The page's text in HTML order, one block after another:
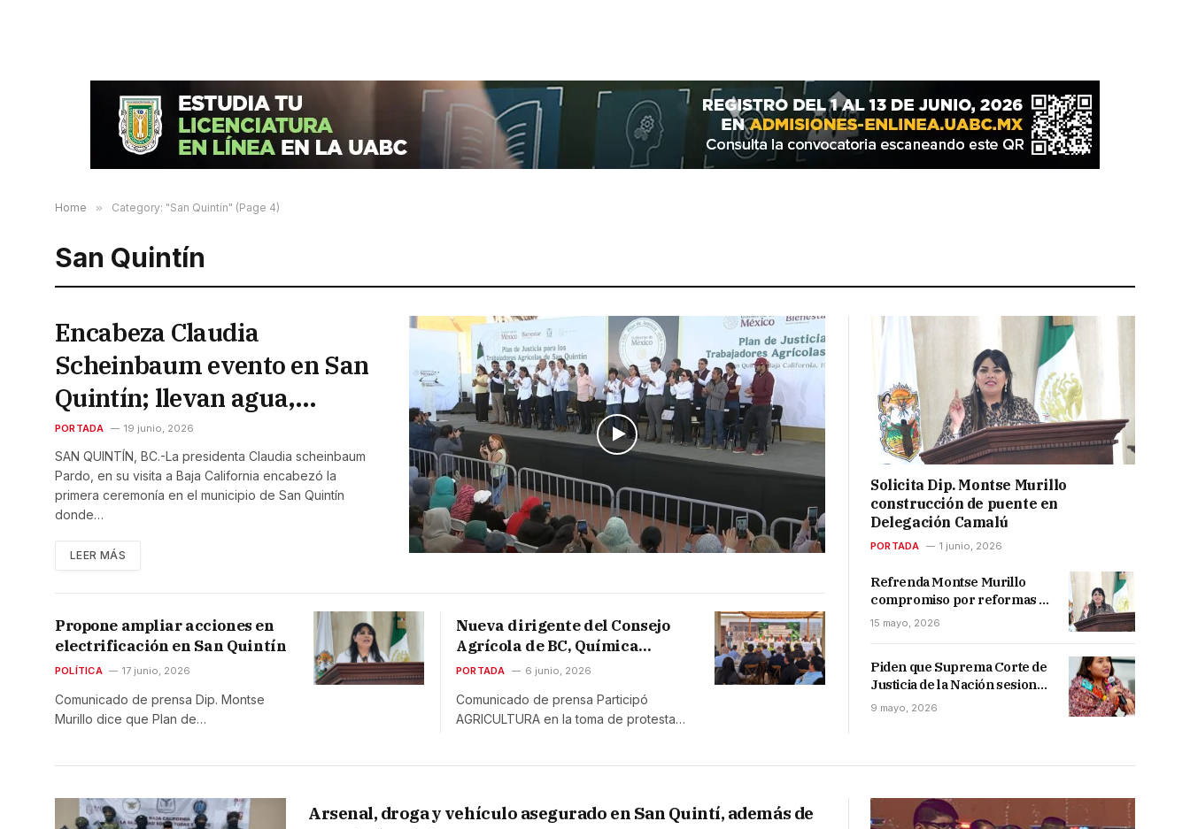
Home » Category: "San Quintín" (Page 4)
San Quintín
Encabeza Claudia
Scheinbaum evento en San
Quintín; llevan agua,
electrificación, salud y
apoyo a educación
PORTADA 19 junio, 2026
SAN QUINTÍN, BC.-La presidenta Claudia scheinbaum
Pardo, en su visita a Baja California encabezó la
primera ceremonía en el municipio de San Quintín
donde…
LEER MÁS
Propone ampliar acciones en
electrificación en San Quintín
POLÍTICA 17 junio, 2026
Comunicado de prensa Dip. Montse
Murillo dice que Plan de…
Nueva dirigente del Consejo
Agrícola de BC, Química
Mathilde Rivera Trujillo
PORTADA 6 junio, 2026
Comunicado de prensa Participó
AGRICULTURA en la toma de protesta…
Solicita Dip. Montse Murillo
construcción de puente en
Delegación Camalú
PORTADA 1 junio, 2026
Refrenda Montse Murillo
compromiso por reformas a
legislación climática en BC
15 mayo, 2026
Piden que Suprema Corte de
Justicia de la Nación sesione
en San Quintín
9 mayo, 2026
Arsenal, droga y vehículo asegurado en San Quintí, además de